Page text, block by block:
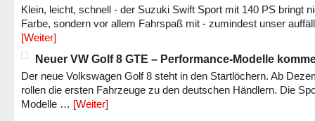
Klein, leicht, schnell - der Suzuki Swift Sport mit 140 PS bringt
Farbe, sondern vor allem Fahrspaß mit - zumindest unser
[Weiter]
Neuer VW Golf 8 GTE – Performance-Modelle
Der neue Volkswagen Golf 8 steht in den Startlöchern. Ab
rollen die ersten Fahrzeuge zu den deutschen Händlern. Die
Modelle … [Weiter]